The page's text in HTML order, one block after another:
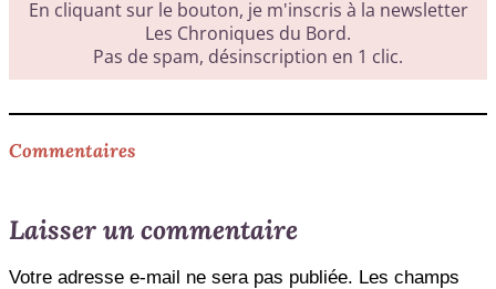
Commentaires
Laisser un commentaire
Votre adresse e-mail ne sera pas publiée. Les champs